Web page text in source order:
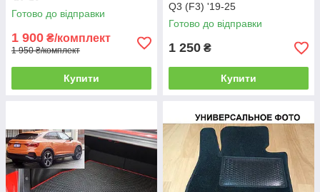
Готово до відправки
1 900 ₴/комплект
1 950 ₴/комплект
Купити
Q3 (F3) '19-25
Готово до відправки
1 250 ₴
Купити